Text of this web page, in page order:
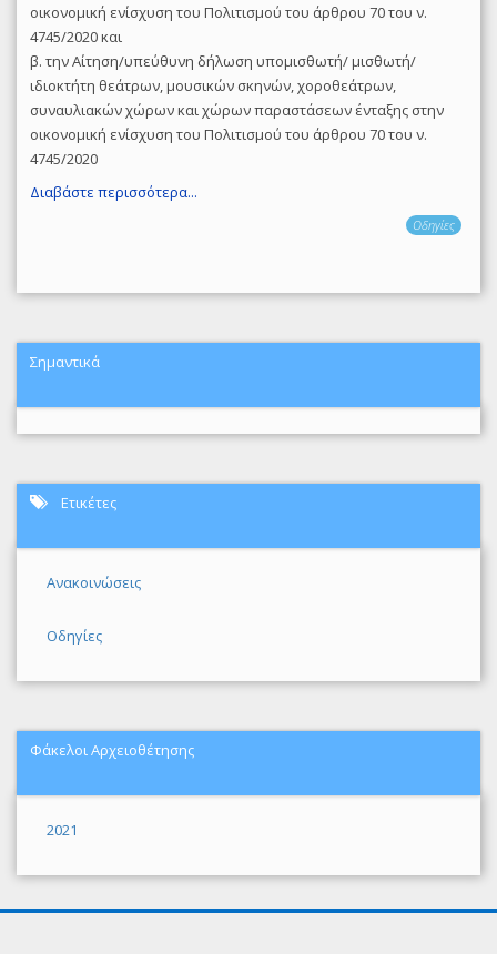
οικονομική ενίσχυση του Πολιτισμού του άρθρου 70 του ν.
4745/2020 και
β. την Αίτηση/υπεύθυνη δήλωση υπομισθωτή/ μισθωτή/
ιδιοκτήτη θεάτρων, μουσικών σκηνών, χοροθεάτρων,
συναυλιακών χώρων και χώρων παραστάσεων ένταξης στην
οικονομική ενίσχυση του Πολιτισμού του άρθρου 70 του ν.
4745/2020
Διαβάστε περισσότερα...
Οδηγίες
Σημαντικά
Ετικέτες
Ανακοινώσεις
Οδηγίες
Φάκελοι Αρχειοθέτησης
2021